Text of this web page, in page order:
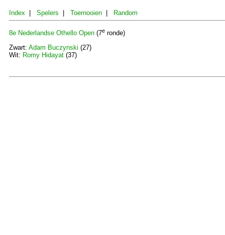
Index Spelers Toernooien Random
8e Nederlandse Othello Open (7e ronde)
Zwart: Adam Buczynski (27)
Wit: Romy Hidayat (37)